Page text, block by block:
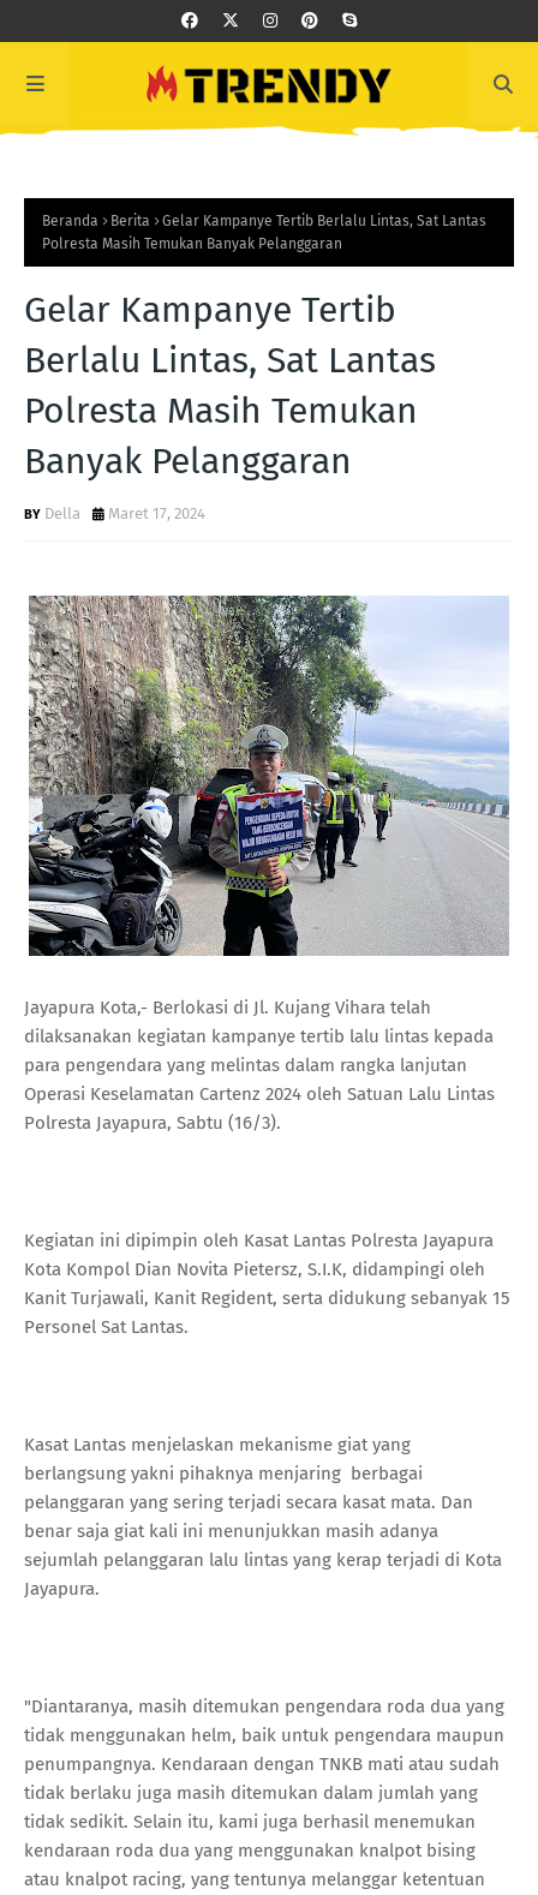
Beranda Berita
Gelar Kampanye Tertib Berlalu Lintas, Sat Lantas
Polresta Masih Temukan Banyak Pelanggaran
Gelar Kampanye Tertib
Berlalu Lintas, Sat Lantas
Polresta Masih Temukan
Banyak Pelanggaran
Della Maret 17, 2024
Jayapura Kota,- Berlokasi di Jl. Kujang Vihara telah
dilaksanakan kegiatan kampanye tertib lalu lintas kepada
para pengendara yang melintas dalam rangka lanjutan
Operasi Keselamatan Cartenz 2024 oleh Satuan Lalu Lintas
Polresta Jayapura, Sabtu (16/3).
Kegiatan ini dipimpin oleh Kasat Lantas Polresta Jayapura
Kota Kompol Dian Novita Pietersz, S.I.K, didampingi oleh
Kanit Turjawali, Kanit Regident, serta didukung sebanyak 15
Personel Sat Lantas.
Kasat Lantas menjelaskan mekanisme giat yang
berlangsung yakni pihaknya menjaring berbagai
pelanggaran yang sering terjadi secara kasat mata. Dan
benar saja giat kali ini menunjukkan masih adanya
sejumlah pelanggaran lalu lintas yang kerap terjadi di Kota
Jayapura.
"Diantaranya, masih ditemukan pengendara roda dua yang
tidak menggunakan helm, baik untuk pengendara maupun
penumpangnya. Kendaraan dengan TNKB mati atau sudah
tidak berlaku juga masih ditemukan dalam jumlah yang
tidak sedikit. Selain itu, kami juga berhasil menemukan
kendaraan roda dua yang menggunakan knalpot bising
atau knalpot racing, yang tentunya melanggar ketentuan